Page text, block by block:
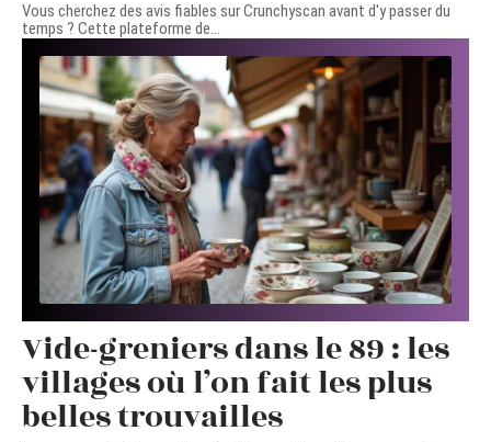
Vous cherchez des avis fiables sur Crunchyscan avant d'y passer du
temps ? Cette plateforme de…
Vide-greniers dans le 89 : les
villages où l’on fait les plus
belles trouvailles